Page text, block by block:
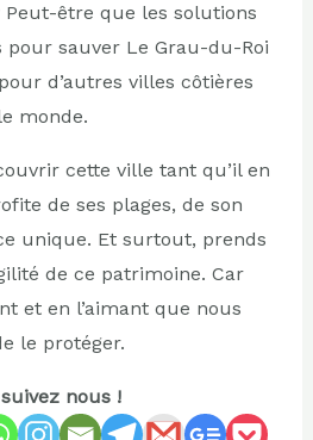
être que les solutions
sauver Le Grau-du-Roi
d’autres villes côtières
monde.
cette ville tant qu’il en
de ses plages, de son
unique. Et surtout, prends
de ce patrimoine. Car
et en l’aimant que nous
le protéger.
nous !